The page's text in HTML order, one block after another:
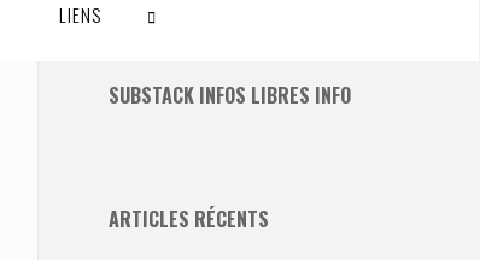
LIENS
RECHERCHE
SUBSTACK INFOS LIBRES INFO
ARTICLES RÉCENTS